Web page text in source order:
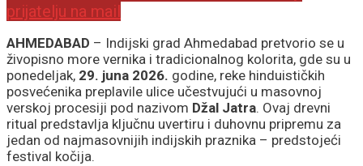
prijatelju na mail
AHMEDABAD – Indijski grad Ahmedabad pretvorio se u
živopisno more vernika i tradicionalnog kolorita, gde su u
ponedeljak, 29. juna 2026. godine, reke hinduističkih
posvećenika preplavile ulice učestvujući u masovnoj
verskoj procesiji pod nazivom Džal Jatra. Ovaj drevni
ritual predstavlja ključnu uvertiru i duhovnu pripremu za
jedan od najmasovnijih indijskih praznika – predstojeći
festival kočija.